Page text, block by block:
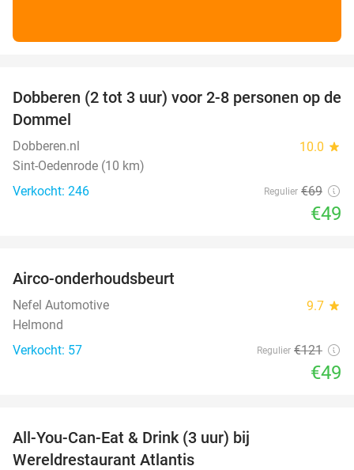
29%
Dobberen (2 tot 3 uur) voor 2-8 personen op de
Dommel
Dobberen.nl 10.0 star
Sint-Oedenrode (10 km)
Verkocht: 246
Regulier €69
€49
Airco-onderhoudsbeurt
Nefel Automotive 9.7 star
Helmond
Verkocht: 57
Regulier €121
€49
All-You-Can-Eat & Drink (3 uur) bij
Wereldrestaurant Atlantis